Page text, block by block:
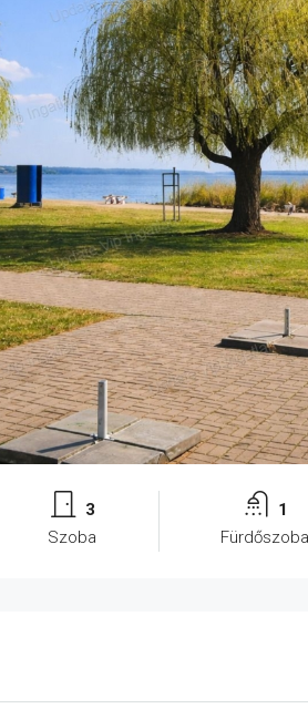
3
Szoba
1
Fürdőszoba